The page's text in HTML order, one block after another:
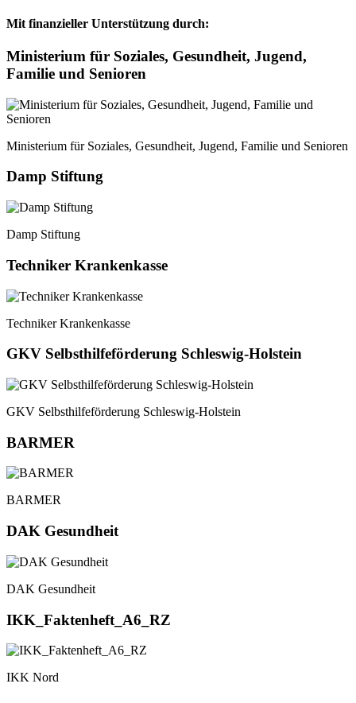
Mit finanzieller Unterstützung durch:
Ministerium für Soziales, Gesundheit, Jugend,
Familie und Senioren
Ministerium für Soziales, Gesundheit, Jugend, Familie und Senioren
Damp Stiftung
Damp Stiftung
Techniker Krankenkasse
Techniker Krankenkasse
GKV Selbsthilfeförderung Schleswig-Holstein
GKV Selbsthilfeförderung Schleswig-Holstein
BARMER
BARMER
DAK Gesundheit
DAK Gesundheit
IKK_Faktenheft_A6_RZ
IKK Nord